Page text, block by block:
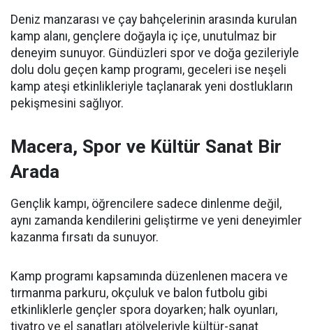
Deniz manzarası ve çay bahçelerinin arasında kurulan
kamp alanı, gençlere doğayla iç içe, unutulmaz bir
deneyim sunuyor. Gündüzleri spor ve doğa gezileriyle
dolu dolu geçen kamp programı, geceleri ise neşeli
kamp ateşi etkinlikleriyle taçlanarak yeni dostlukların
pekişmesini sağlıyor.
Macera, Spor ve Kültür Sanat Bir
Arada
Gençlik kampı, öğrencilere sadece dinlenme değil,
aynı zamanda kendilerini geliştirme ve yeni deneyimler
kazanma fırsatı da sunuyor.
Kamp programı kapsamında düzenlenen macera ve
tırmanma parkuru, okçuluk ve balon futbolu gibi
etkinliklerle gençler spora doyarken; halk oyunları,
tiyatro ve el sanatları atölyeleriyle kültür-sanat